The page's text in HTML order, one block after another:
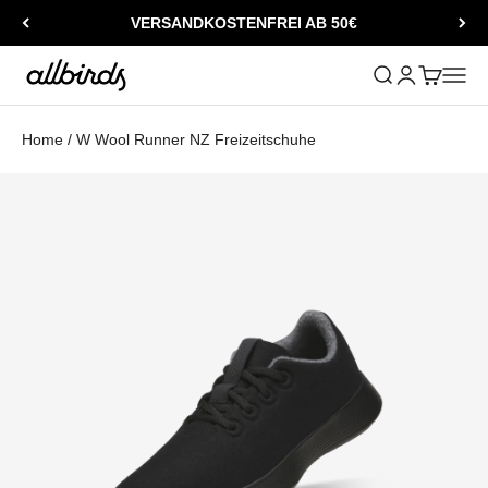
VERSANDKOSTENFREI AB 50€
Allbirds Suche öffnen
Home / W Wool Runner NZ Freizeitschuhe